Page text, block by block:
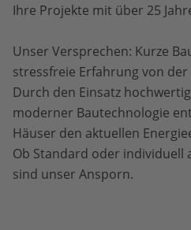
Ihre Projekte mit über 25
Unser Versprechen: Kurze
stressfreie Erfahrung von der
Durch den Einsatz
moderner Bautechnologie
Häuser den aktuellen
Ob Standard oder individuell
sind unser Ansporn.